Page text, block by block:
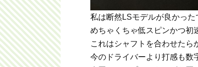
私は断然LSモデルが良かった
めちゃくちゃ低スピンかつ初
これはシャフトを合わせたら
今のドライバーより打感も